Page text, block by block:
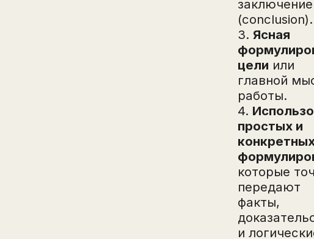
заключение
(conclusion).
3.Ясная
цели или
главной
работы.
4.
простых и
которые
передают
факты,
и